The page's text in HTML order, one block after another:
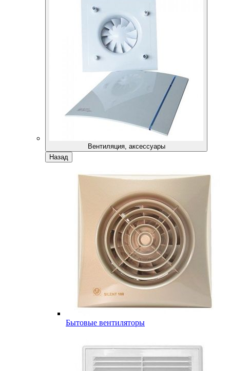
Вентиляция, аксессуары
Назад
Бытовые вентиляторы